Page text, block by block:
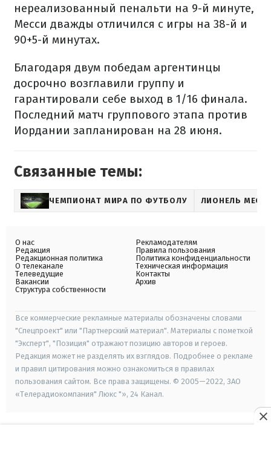
нереализованный пенальти на 9-й минуте,
Месси дважды отличился с игры на 38-й и
90+5-й минутах.
Благодаря двум победам аргентинцы
досрочно возглавили группу и
гарантировали себе выход в 1/16 финала.
Последний матч группового этапа против
Иордании запланирован на 28 июня.
Связанные темы:
ЧЕМПИОНАТ МИРА ПО ФУТБОЛУ ЛИОНЕЛЬ
О нас
Редакция
Редакционная политика
О телеканале
Телеведущие
Вакансии
Структура собственности
Рекламодателям
Правила пользования
Политика конфиденциальности
Техническая информация
Контакты
Архив
Все коммерческие рекламные материалы обозначены словами
"Спецпроект" или "Партнерский материал". Материалы с пометкой
"Эксперт", "Позиция" отражают позицию авторов и героев.
Редакция может не разделять их взглядов. Подробнее о рекламе
и правил цитирования можно ознакомиться в правилах
пользования сайтом. Все права защищены. © 2005—2022, ЗАО
«Телерадиокомпания" Люкс "», 24 Канал.